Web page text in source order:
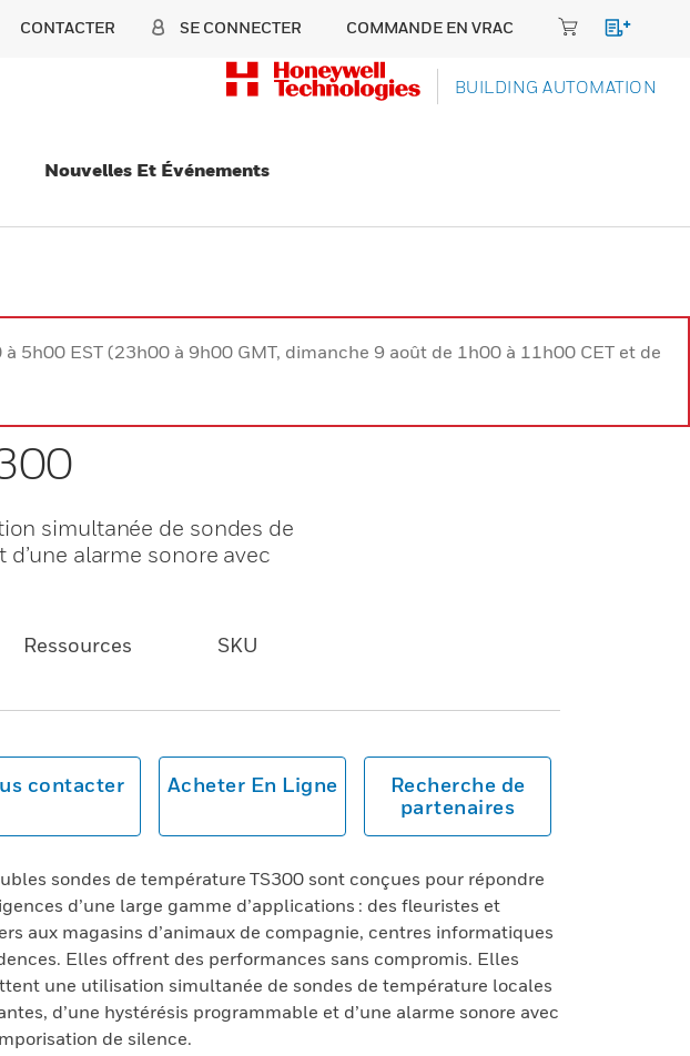
CONTACTER SE CONNECTER COMMANDE EN VRAC
BUILDING AUTOMATION
Nouvelles Et Événements
5h00 EST (23h00 à 9h00 GMT, dimanche 9 août de 1h00 à 11h00 CET et de
simultanée de sondes de
alarme sonore avec
Ressources SKU
contacter Acheter En Ligne
Recherche de
partenaires
sondes de température TS300 sont conçues pour répondre
d’une large gamme d’applications : des fleuristes et
aux magasins d’animaux de compagnie, centres informatiques
Elles offrent des performances sans compromis. Elles
une utilisation simultanée de sondes de température locales
d’une hystérésis programmable et d’une alarme sonore avec
de silence.